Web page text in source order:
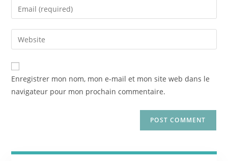
Enregistrer mon nom, mon e-mail et mon site web dans le
navigateur pour mon prochain commentaire.